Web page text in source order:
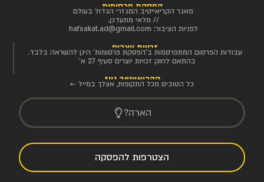
הפסקת פרסומות
מאגר הקריאייטיב המגזרי הגדול בעולם
// מלאי מתעדכן.
לפניות הציבור: hafsakat.ad@gmail.com
זכויות יוצרים
עבודות הפרסום המתפרסמות ב'הפסקת פרסומות' הינן להשראה בלבד.
בהתאם לחוק זכויות יוצרים סעיף 27 א'
הקריאייטיב ניוז
כל הטובים מכל התקופות, אצלך במייל ←
הארה?
הצטרפות להפסקה